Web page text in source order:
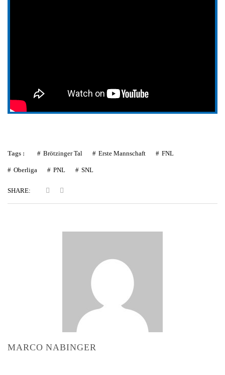
Tags : Brötzinger Tal Erste Mannschaft FNL
Oberliga PNL SNL
SHARE:
MARCO NABINGER